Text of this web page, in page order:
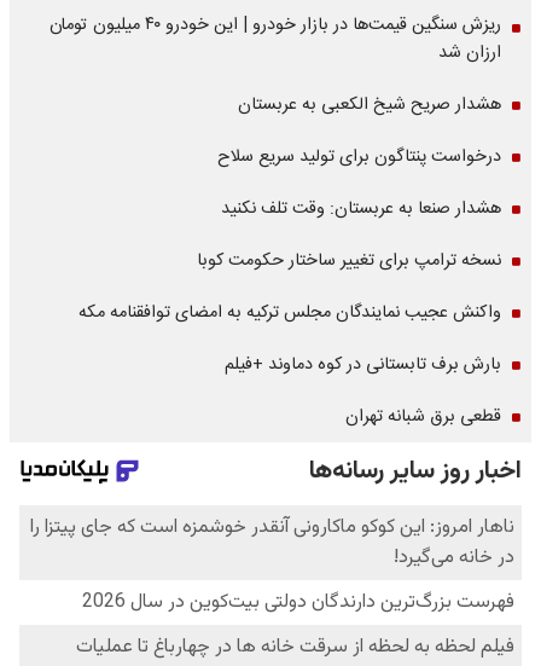
ریزش سنگین قیمت‌ها در بازار خودرو | این خودرو ۴۰ میلیون تومان
ارزان شد
هشدار صریح شیخ الکعبی به عربستان
درخواست پنتاگون برای تولید سریع سلاح
هشدار صنعا به عربستان: وقت تلف نکنید
نسخه ترامپ برای تغییر ساختار حکومت کوبا
واکنش عجیب نمایندگان مجلس ترکیه به امضای توافقنامه مکه
بارش برف تابستانی در کوه دماوند +فیلم
قطعی برق شبانه تهران